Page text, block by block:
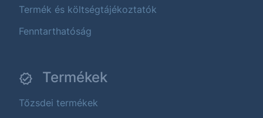
Termék és költségtájékoztatók
Fenntarthatóság
Termékek
Tőzsdei termékek